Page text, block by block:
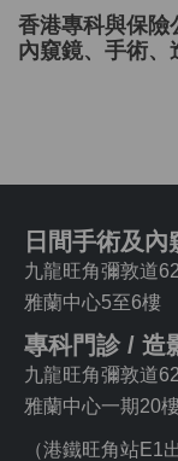
香港專科與保險
內窺鏡、手術、
日間手術及內
九龍旺角彌敦道
雅蘭中心5至6樓
專科門診 / 造
九龍旺角彌敦道
雅蘭中心一期20
（港鐵旺角站E1